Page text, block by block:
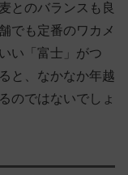
とのバランスも良
でも定番のワカメ
い「富士」がつ
と、なかなか年越
のではないでしょ